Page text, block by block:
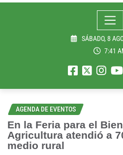
SÁBADO, 8
7:41
AGENDA DE EVENTOS
En la Feria para el
Agricultura atendió a
medio rural